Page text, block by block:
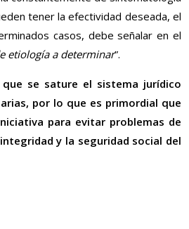
tener la efectividad deseada, el
casos, debe señalar en el
etiología a determinar”.
se sature el sistema jurídico
por lo que es primordial que
para evitar problemas de
y la seguridad social del